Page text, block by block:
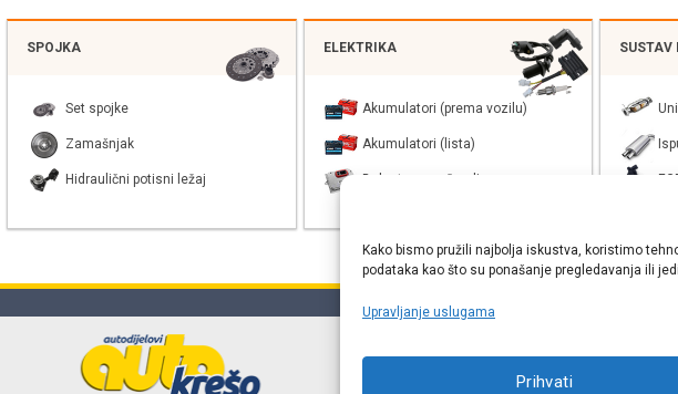
Kako bismo pružili najbolja iskustva, koristimo
podataka kao što su ponašanje pregledavanja ili
Upravljanje uslugama
Prihvati
SPOJKA
Set spojke
Zamašnjak
Hidraulični potisni ležaj
ELEKTRIKA
Akumulatori (prema vozilu)
Akumulatori (lista)
Balast xenon žarulje
SUSTAV
Online webshop autodijelova- Auto
proizvođača rezervnih dijelova za